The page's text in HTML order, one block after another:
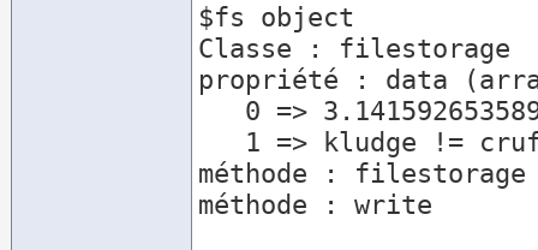
$fs object
Classe : filestorage
propriété : data
méthode : filestorage
méthode : write